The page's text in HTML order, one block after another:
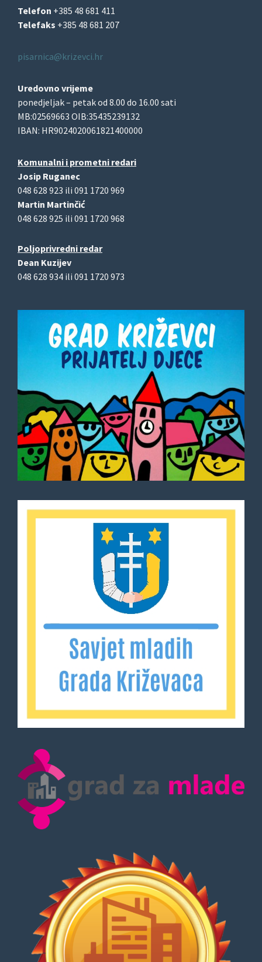
Telefon +385 48 681 411
Telefaks +385 48 681 207
pisarnica@krizevci.hr
Uredovno vrijeme
ponedjeljak – petak od 8.00 do 16.00 sati
MB:02569663 OIB:35435239132
IBAN: HR9024020061821400000
Komunalni i prometni redari
Josip Ruganec
048 628 923 ili 091 1720 969
Martin Martinčić
048 628 925 ili 091 1720 968
Poljoprivredni redar
Dean Kuzijev
048 628 934 ili 091 1720 973